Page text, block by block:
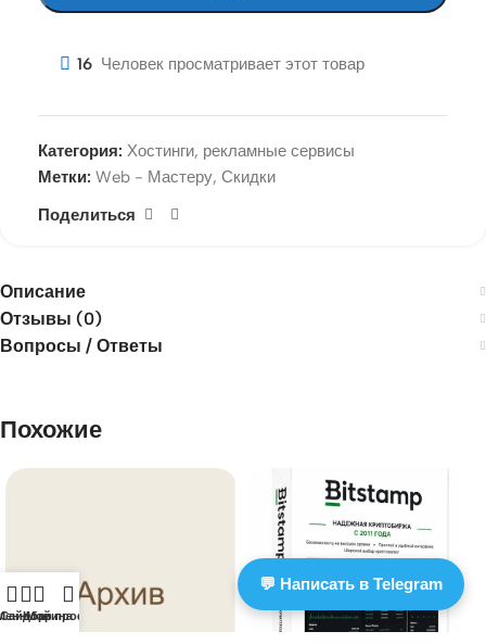
16 Человек просматривает этот товар
Категория: Хостинги, рекламные сервисы
Метки: Web - Мастеру, Скидки
Поделиться
Описание
Отзывы (0)
Вопросы / Ответы
Похожие
Сайдбар
Корзина
Мой профиль
💬 Написать в Telegram